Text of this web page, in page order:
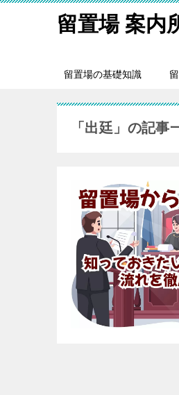
留置場 案内
留置場の基礎知識
「出廷」の記事